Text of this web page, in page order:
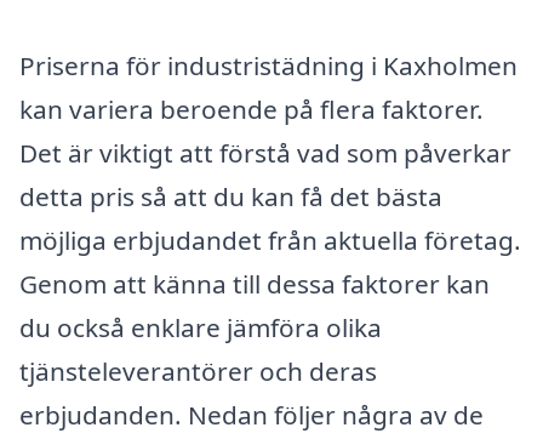
Priserna för industristädning i Kaxholmen
kan variera beroende på flera faktorer.
Det är viktigt att förstå vad som påverkar
detta pris så att du kan få det bästa
möjliga erbjudandet från aktuella företag.
Genom att känna till dessa faktorer kan
du också enklare jämföra olika
tjänsteleverantörer och deras
erbjudanden. Nedan följer några av de